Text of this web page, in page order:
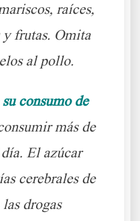
raíces,
y frutas. Omita
al pollo.
consumo de
más de
El azúcar
cerebrales de
drogas